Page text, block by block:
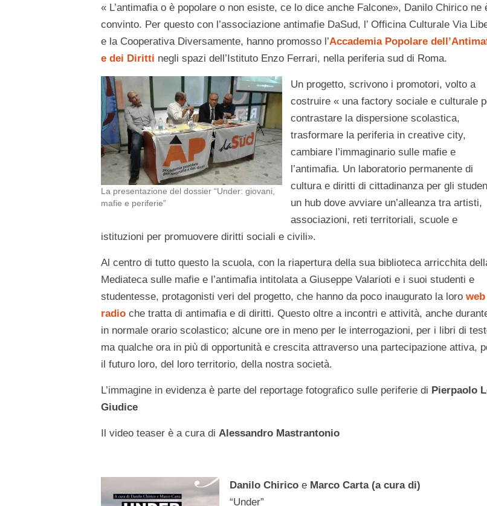
« L’antimafia o è popolare o non esiste, ce lo dice anche Falcone», Danilo Chirico ne
convinto. Per questo con l’associazione antimafie DaSud, l’ Officina Culturale Via
e la Cooperativa Diversamente, hanno promosso l’Accademia Popolare
e dei Diritti negli spazi dell’Istituto Enzo Ferrari, nella periferia sud di Roma.
La presentazione del dossier “Under: giovani,
mafie e periferie”
Un progetto, scrivono i promotori, volto a
costruire « una factory sociale e culturale
contrastare la dispersione scolastica,
trasformare la periferia in creative city,
cambiare l’immaginario sulle mafie e
l’antimafia. Un laboratorio permanente di
cultura e diritti di cittadinanza per gli
un hub dove avviare un’alleanza tra artisti,
associazioni, reti territoriali, scuole e
istituzioni per promuovere diritti sociali e civili».
Al centro di tutto questo la scuola, con la riapertura della sua biblioteca arricchita
Mediateca sulle mafie e l’antimafia intitolata a Giuseppe Valarioti e i suoi studenti e
studentesse, protagonisti veri del progetto, che hanno da poco inaugurato la loro web
radio che tratta di antimafia e di diritti. Questo oltre a incontri e attività, anche
in normale orario scolastico; alcune ore in meno per le interrogazioni, per i libri di
ma qualche ora in più di opportunità e crescita attraverso una partecipazione attiva,
il futuro loro, del loro territorio, della nostra società.
L’immagine in evidenza è parte del reportage fotografico sulle periferie di Pierpaolo
Giudice
Il video teaser è a cura di Alessandro Mastrantonio
Danilo Chirico e Marco Carta (a cura di)
“Under”